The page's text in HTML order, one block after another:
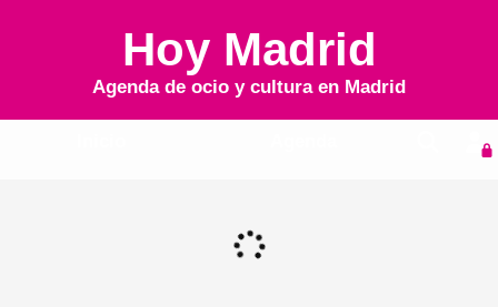
Hoy Madrid
Agenda de ocio y cultura en Madrid